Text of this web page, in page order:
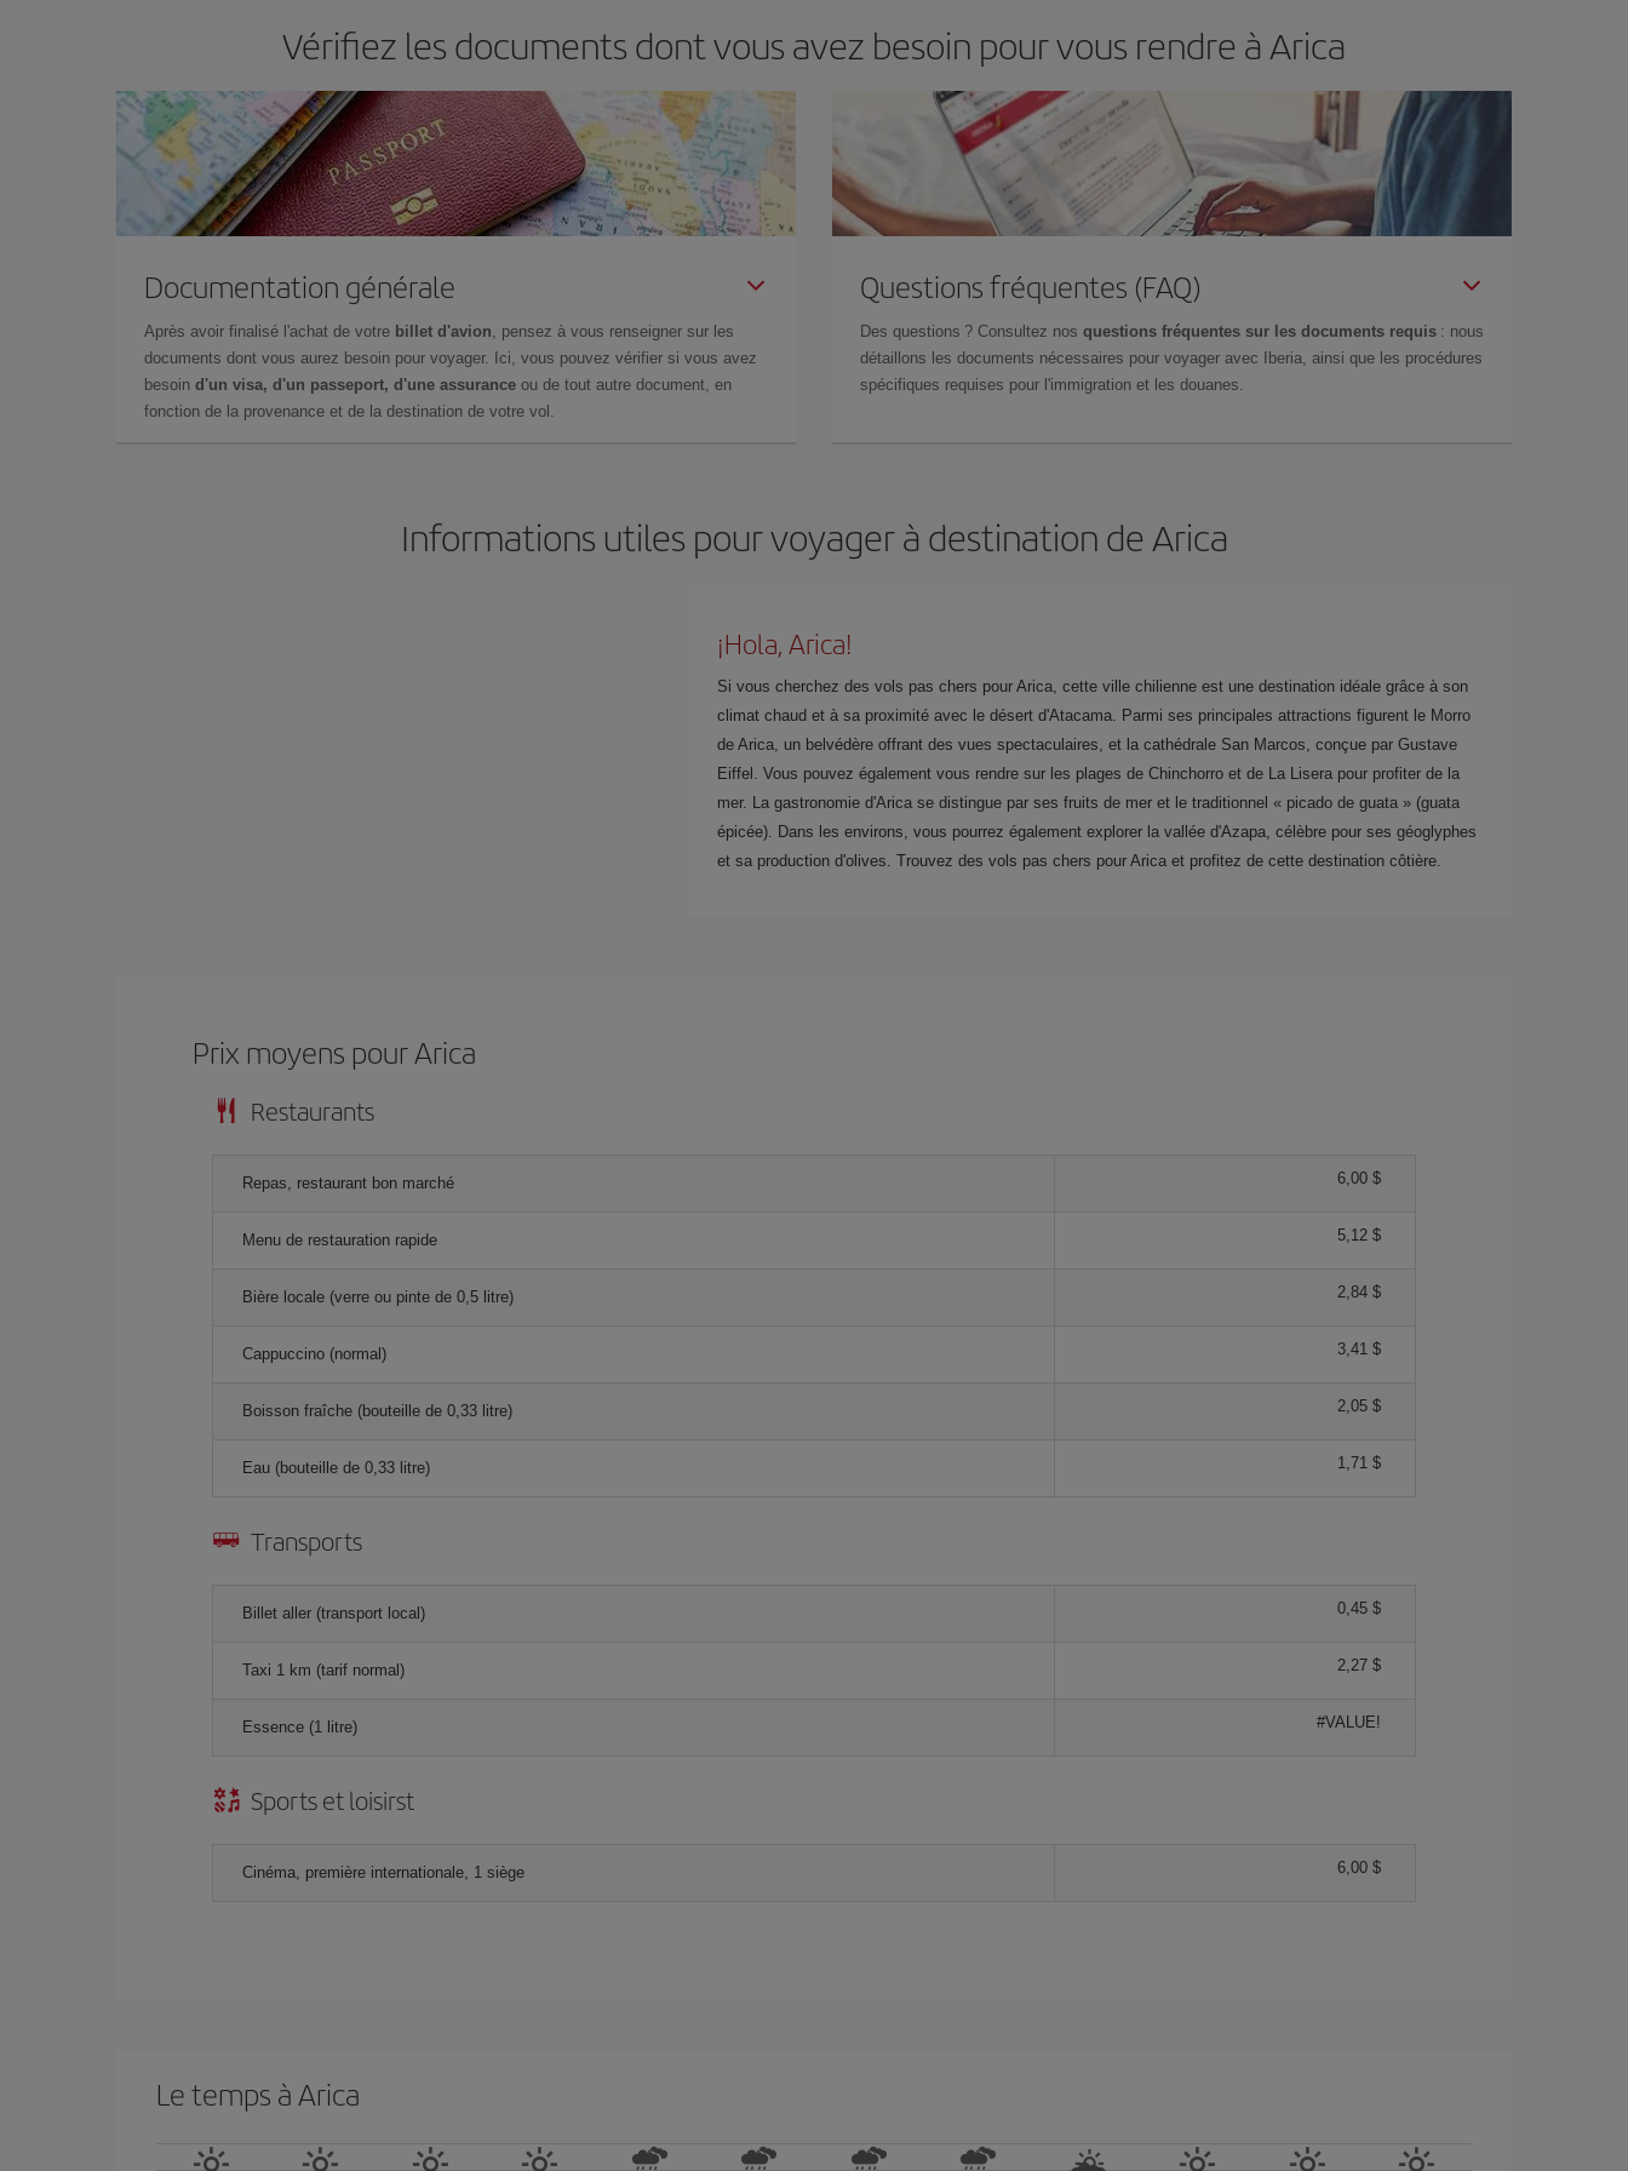
Vérifiez les documents dont vous avez besoin pour vous rendre à Arica
Documentation générale
Après avoir finalisé l'achat de votre billet d'avion , pensez à vous renseigner sur les
documents dont vous aurez besoin pour voyager. Ici, vous pouvez vérifier si vous avez
besoin d'un visa, d'un passeport, d'une assurance ou de tout autre document, en
fonction de la provenance et de la destination de votre vol.
Questions fréquentes (FAQ)
Des questions ? Consultez nos questions fréquentes sur les documents requis : nous
détaillons les documents nécessaires pour voyager avec Iberia, ainsi que les procédures
spécifiques requises pour l'immigration et les douanes.
Informations utiles pour voyager à destination de Arica
¡Hola, Arica!
Si vous cherchez des vols pas chers pour Arica, cette ville chilienne est une destination idéale grâce à son
climat chaud et à sa proximité avec le désert d'Atacama. Parmi ses principales attractions figurent le Morro
de Arica, un belvédère offrant des vues spectaculaires, et la cathédrale San Marcos, conçue par Gustave
Eiffel. Vous pouvez également vous rendre sur les plages de Chinchorro et de La Lisera pour profiter de la
mer. La gastronomie d'Arica se distingue par ses fruits de mer et le traditionnel « picado de guata » (guata
épicée). Dans les environs, vous pourrez également explorer la vallée d'Azapa, célèbre pour ses géoglyphes
et sa production d'olives. Trouvez des vols pas chers pour Arica et profitez de cette destination côtière.
Prix ​​moyens pour Arica
Restaurants
Repas, restaurant bon marché 6,00 $
Menu de restauration rapide 5,12 $
Bière locale (verre ou pinte de 0,5 litre) 2,84 $
Cappuccino (normal) 3,41 $
Boisson fraîche (bouteille de 0,33 litre) 2,05 $
Eau (bouteille de 0,33 litre) 1,71 $
Transports
Billet aller (transport local) 0,45 $
Taxi 1 km (tarif normal) 2,27 $
Essence (1 litre) #VALUE!
Sports et loisirst
Cinéma, première internationale, 1 siège 6,00 $
Le temps à Arica